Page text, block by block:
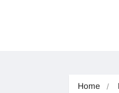
Home